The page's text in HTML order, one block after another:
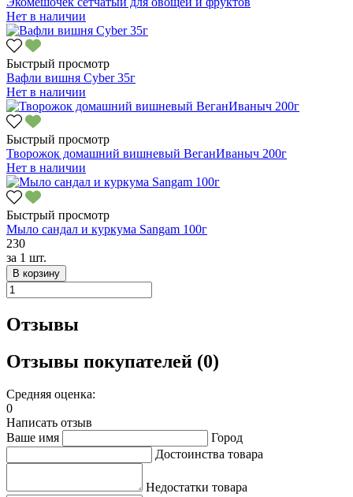
Нет в наличии
Быстрый просмотр
Вафли вишня Cyber 35г
Нет в наличии
Быстрый просмотр
Творожок домашний вишневый ВеганИваныч 200г
Нет в наличии
Быстрый просмотр
Мыло сандал и куркума Sangam 100г
230
за 1 шт.
В корзину
Отзывы
Отзывы покупателей (0)
Средняя оценка:
0
Написать отзыв
Ваше имя
Город
Достоинства товара
Недостатки товара